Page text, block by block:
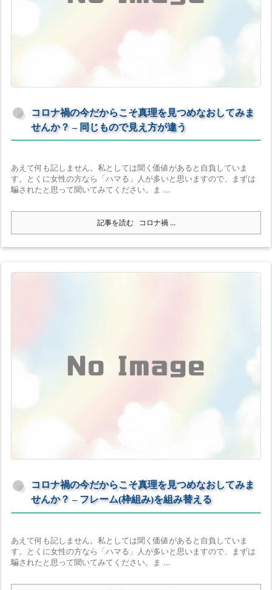
コロナ禍の今だからこそ真理を見つめなおしてみま
せんか？ – 同じもので見え方が違う
あえて何も記しません。私としては聞く価値があると自負していま
す。とくに女性の方なら「ハマる」人が多いと思いますので、まずは
騙されたと思って聞いてみてください。ま ...
記事を読む コロナ禍 ...
コロナ禍の今だからこそ真理を見つめなおしてみま
せんか？ – フレーム(枠組み)を組み替える
あえて何も記しません。私としては聞く価値があると自負していま
す。とくに女性の方なら「ハマる」人が多いと思いますので、まずは
騙されたと思って聞いてみてください。ま ...